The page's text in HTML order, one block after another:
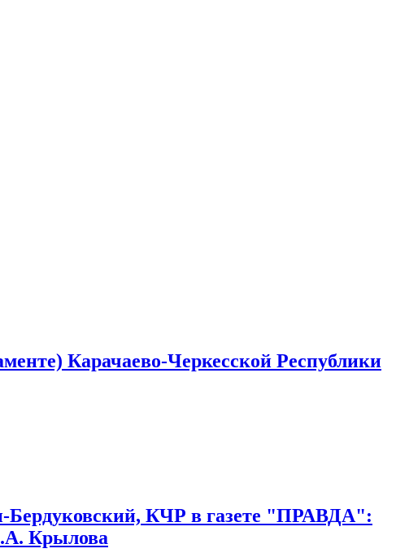
Карачаево-Черкесской Республики
Бердуковский, КЧР в газете "ПРАВДА":
Крылова